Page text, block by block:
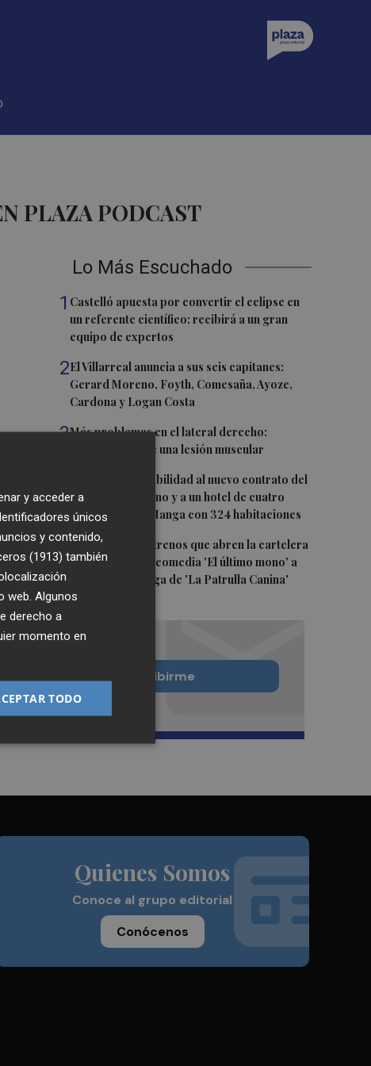
PLAZA PODCAST
Lo Más Escuchado
1 Castelló apuesta por convertir el eclipse en
un referente científico: recibirá a un gran
equipo de expertos
2El Villarreal anuncia a sus seis capitanes:
Gerard Moreno, Foyth, Comesaña, Ayoze,
Cardona y Logan Costa
3Más problemas en el lateral derecho:
Monferrer sufre una lesión muscular
San Javier da viabilidad al nuevo contrato del
transporte urbano y a un hotel de cuatro
estrellas en La Manga con 324 habitaciones
5Estos son los estrenos que abren la cartelera
en agosto: de la comedia 'El último mono' a
una nueva entrega de 'La Patrulla Canina'
Quiero suscribirme
Quienes Somos
Conoce al grupo editorial
Conócenos
y acceder a
únicos
y contenido,
(1913) también
web. Algunos
derecho a
momento en
TODO